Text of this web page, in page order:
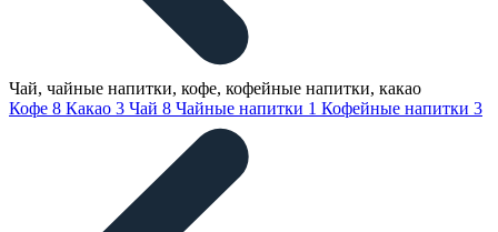
Чай, чайные напитки, кофе, кофейные напитки, какао
Кофе 8 Какао 3 Чай 8 Чайные напитки 1 Кофейные напитки 3